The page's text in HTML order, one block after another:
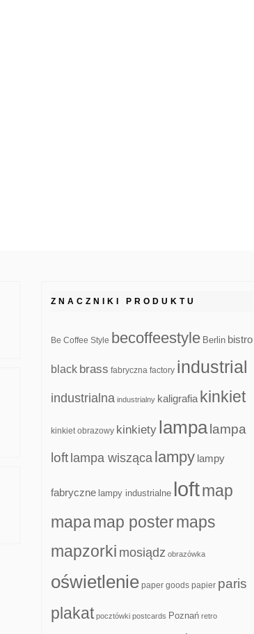
ZNACZNIKI PRODUKTU
Be Coffee Style becoffeestyle Berlin bistro
black brass fabryczna factory industrial
industrialna industrialny kaligrafia kinkiet
kinkiet obrazowy kinkiety lampa lampa
loft lampa wisząca lampy lampy
fabryczne lampy industrialne loftmap
mapamap postermaps
mapzorki mosiądz obrazówka
oświetlenie paper goods papier paris
plakat pocztówki postcards Poznań retro